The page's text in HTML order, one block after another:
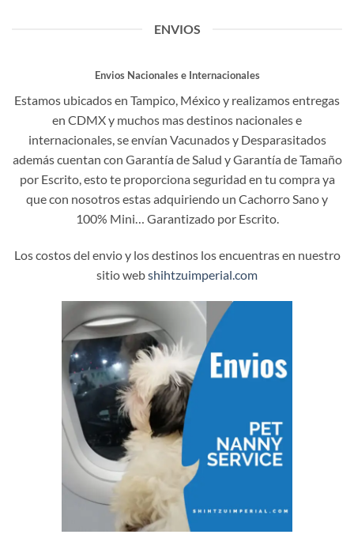
ENVIOS
Envios Nacionales e Internacionales
Estamos ubicados en Tampico, México y realizamos entregas
en CDMX y muchos mas destinos nacionales e
internacionales, se envían Vacunados y Desparasitados
además cuentan con Garantía de Salud y Garantía de Tamaño
por Escrito, esto te proporciona seguridad en tu compra ya
que con nosotros estas adquiriendo un Cachorro Sano y
100% Mini… Garantizado por Escrito.
Los costos del envio y los destinos los encuentras en nuestro
sitio webshihtzuimperial.com